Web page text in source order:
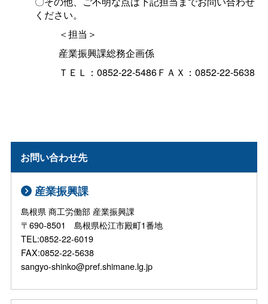
ください。
＜担当＞
産業振興課総務企画係
ＴＥＬ：0852-22-5486ＦＡＸ：0852-22-5638
お問い合わせ先
産業振興課
島根県 商工労働部 産業振興課
〒690-8501 島根県松江市殿町1番地
TEL:0852-22-6019
FAX:0852-22-5638
sangyo-shinko@pref.shimane.lg.jp